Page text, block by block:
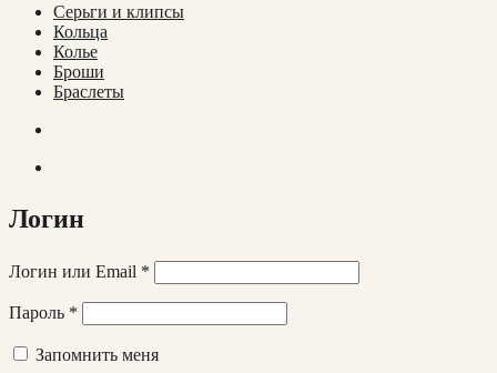
Cерьги и клипсы
Кольца
Колье
Броши
Браслеты
Логин
Логин или Email *
Пароль *
Запомнить меня